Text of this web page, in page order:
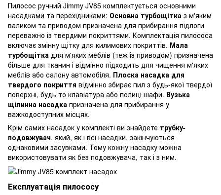
Пилосос ручний Jimmy JV85 комплектується основними
насадками та перехідниками: Основна турбощітка з м'яким
валиком та приводом призначена для прибирання підлоги
переважно із твердими покриттями. Комплектація пилососа
включає змінну щітку для килимових покриттів. Мала
турбощітка для м'яких меблів (теж із приводом) призначена
більше для тканин і відмінно підходить для чищення м'яких
меблів або салону автомобіля. Плоска насадка для
твердого покриття відмінно збирає пил з будь-якої твердої
поверхні, будь то клавіатура або полиці шафи. Вузька
щілинна насадка призначена для прибирання у
важкодоступних місцях.
Крім самих насадок у комплекті ви знайдете трубку-
подовжувач, який, як і всі насадки, закінчуються
однаковими засувками. Тому кожну насадку можна
використовувати як без подовжувача, так і з ним.
Експлуатація пилососу